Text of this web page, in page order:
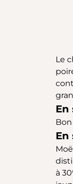
Le
En
En
à